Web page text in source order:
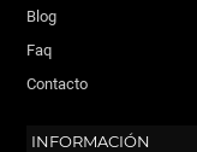
Blog
Faq
Contacto
INFORMACIÓN